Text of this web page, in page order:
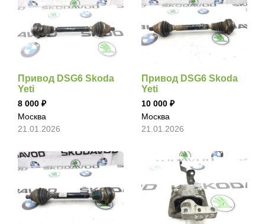
Привод DSG6 Skoda
Yeti
8 000
Москва
21.01.2026
Привод DSG6 Skoda
Yeti
10 000
Москва
21.01.2026